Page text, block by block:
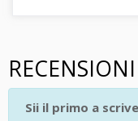
RECENSIONI
Sii il primo a